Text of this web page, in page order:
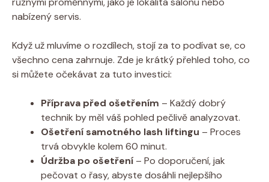
nabízený servis.
Když už mluvíme o rozdílech, stojí za to podívat se, co
všechno cena zahrnuje. Zde je krátký přehled toho, co
si můžete očekávat za tuto investici:
Příprava před ošetřením – Každý dobrý
technik by měl váš pohled pečlivě analyzovat.
Ošetření samotného lash liftingu – Proces
trvá obvykle kolem 60 minut.
Údržba po ošetření – Po doporučení, jak
pečovat o řasy, abyste dosáhli nejlepšího